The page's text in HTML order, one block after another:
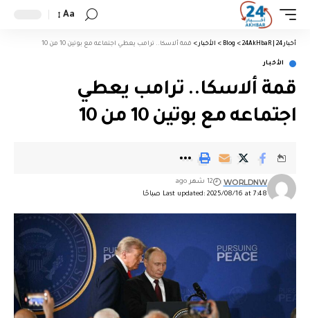
Aa
أخبار 24 | 24AkHbaR >
Blog
> الأخبار > قمة ألاسكا.. ترامب يعطي اجتماعه مع بوتين 10 من 10
الأخبار
قمة ألاسكا.. ترامب يعطي
اجتماعه مع بوتين 10 من 10
Last updated: 2025/08/16 at 7:48 صباحًا
WORLDNW 12 شهر ago